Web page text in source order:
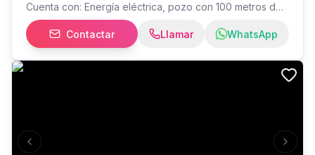
Cuenta con: Energía eléctrica, pozo con 100 metros de
profundidad y topografía plana. -Ubicado en zona de
crecimiento y ideal para todo tipo de industrias,
tabacaleras, cultivos y más... PEGUE DE AGUA SE TRATA
CON EL COMITÉ DE LA COMUNIDAD. Página de
Contactar Llamar WhatsApp
Previous slide Next